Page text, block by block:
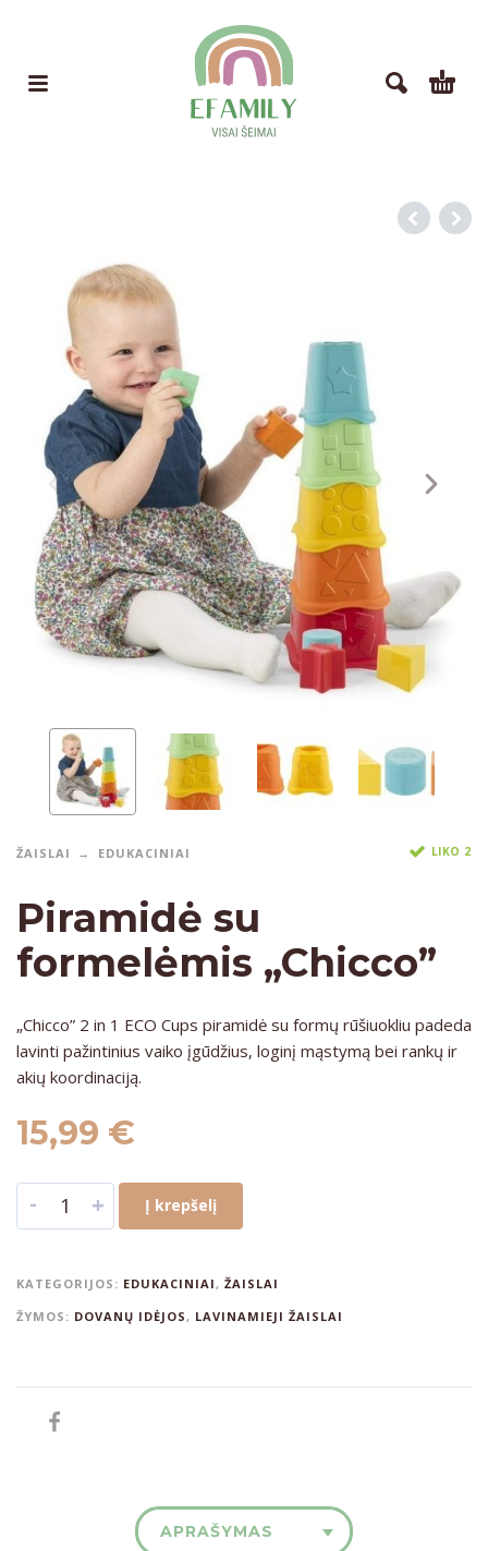
ŽAISLAI EDUKACINIAI LIKO 2
Piramidė su
formelėmis „Chicco”
„Chicco” 2 in 1 ECO Cups piramidė su formų rūšiuokliu padeda
lavinti pažintinius vaiko įgūdžius, loginį mąstymą bei rankų ir
akių koordinaciją.
15,99 €
- + Į krepšelį
KATEGORIJOS: EDUKACINIAI, ŽAISLAI
ŽYMOS: DOVANŲ IDĖJOS, LAVINAMIEJI ŽAISLAI
APRAŠYMAS